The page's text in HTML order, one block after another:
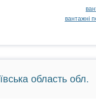
вантажні
область обл.